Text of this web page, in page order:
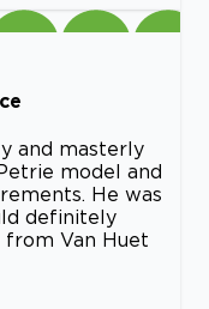
and masterly
model and
He was
definitely
from Van Huet